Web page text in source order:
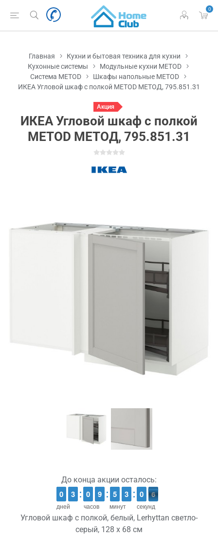
0
Главная
Кухни и бытовая техника для кухни
Кухонные системы
Модульные кухни METOD
Система METOD
Шкафы напольные METOD
ИКЕА Угловой шкаф с полкой METOD МЕТОД, 795.851.31
Акция
ИКЕА Угловой шкаф с полкой
METOD МЕТОД, 795.851.31
До конца акции осталось:
дней
9
9
0
0 2
2
3
3
часов
9
9
0
0 8
8
9
9
минут
4
4
5
5 2
2
3
3
секунд
1
0
0 6
5
5
Угловой шкаф с полкой, белый, Lerhyttan светло-
серый, 128 x 68 см